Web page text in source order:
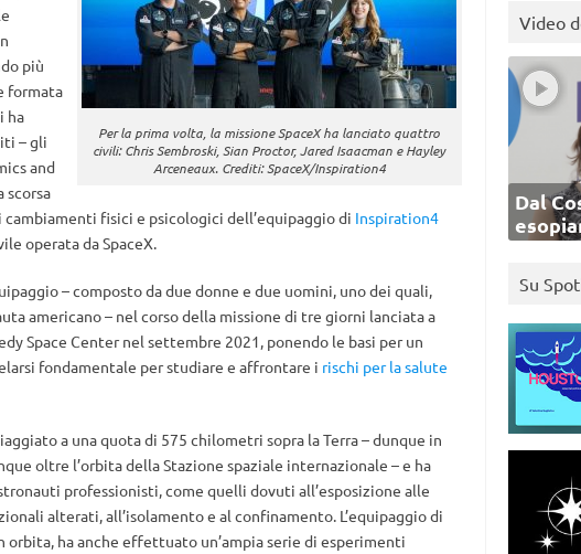
Per la prima volta, la missione SpaceX ha lanciato quattro
civili: Chris Sembroski, Sian Proctor, Jared Isaacman e Hayley
Arceneaux. Crediti: SpaceX/Inspiration4
più
formata
ha
– gli
and
scorsa
cambiamenti fisici e psicologici dell’equipaggio di Inspiration4
operata da SpaceX.
– composto da due donne e due uomini, uno dei quali,
americano – nel corso della missione di tre giorni lanciata a
Space Center nel settembre 2021, ponendo le basi per un
fondamentale per studiare e affrontare i rischi per la salute
a una quota di 575 chilometri sopra la Terra – dunque in
oltre l’orbita della Stazione spaziale internazionale – e ha
professionisti, come quelli dovuti all’esposizione alle
alterati, all’isolamento e al confinamento. L’equipaggio di
orbita, ha anche effettuato un’ampia serie di esperimenti
Video
Dal
Su